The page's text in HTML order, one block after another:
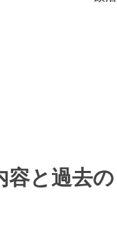
容と過去の